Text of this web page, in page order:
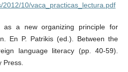
2012/10/vaca_practicas_lectura.pdf
as a new organizing principle for
En P. Patrikis (ed.). Between the
language literacy (pp. 40-59).
Press.